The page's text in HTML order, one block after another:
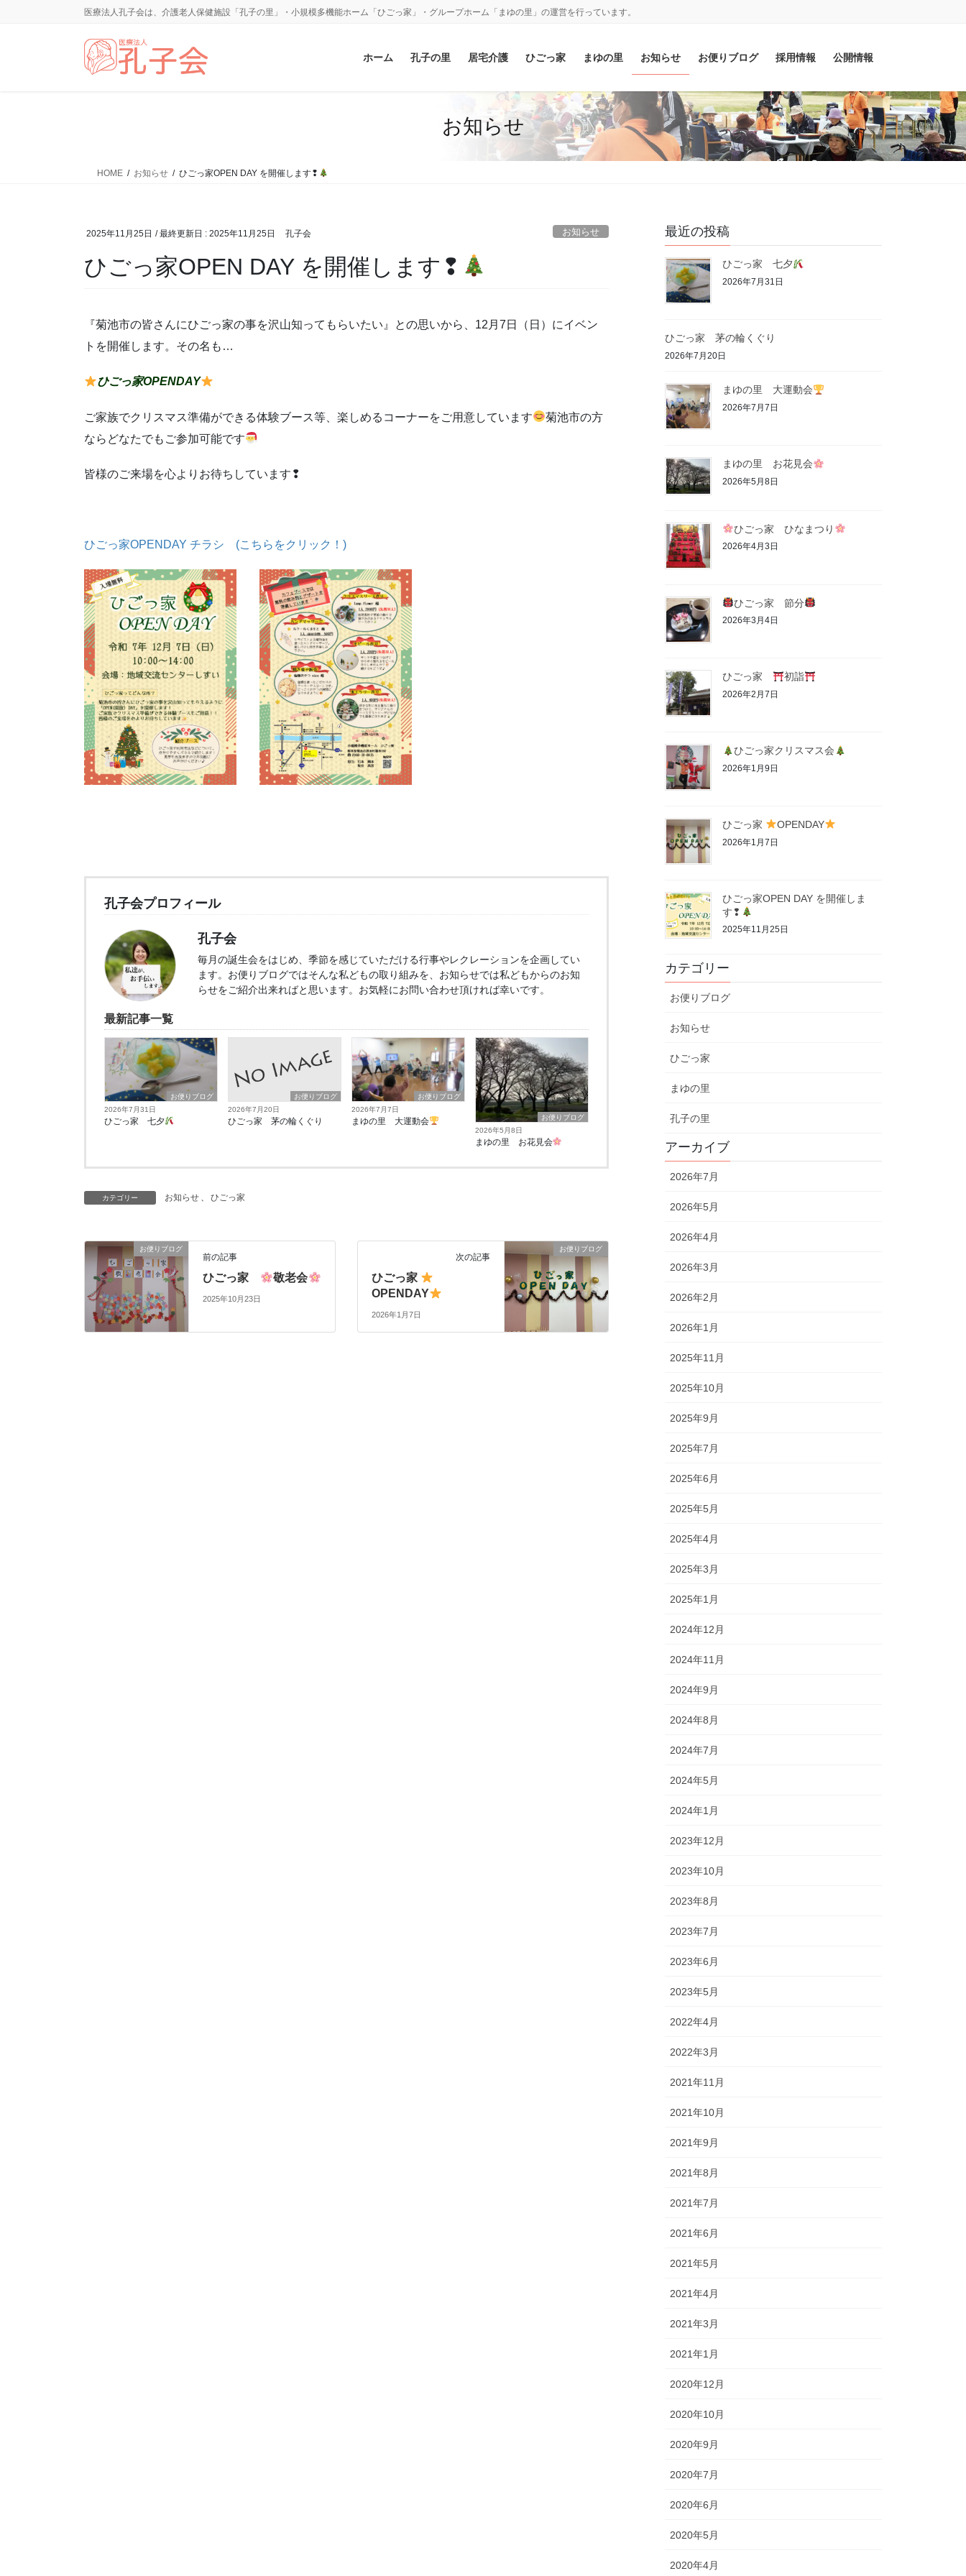
医療法人孔子会は、介護老人保健施設「孔子の里」・小規模多機能ホーム「ひごっ家」・グループホーム「まゆの里」の運営を行っています。
ホーム 孔子の里 居宅介護 ひごっ家 まゆの里 お知らせ お便りブログ 採用情報 公開情報
お知らせ
HOME お知らせ ひごっ家OPEN DAY を開催します❢
2025年11月25日 / 最終更新日 : 2025年11月25日 孔子会 お知らせ
ひごっ家OPEN DAY を開催します❢
『菊池市の皆さんにひごっ家の事を沢山知ってもらいたい』との思いから、12月7日（日）にイベン
トを開催します。その名も…
ひごっ家OPENDAY
ご家族でクリスマス準備ができる体験ブース等、楽しめるコーナーをご用意しています
菊池市の方
ならどなたでもご参加可能です
皆様のご来場を心よりお待ちしています❢
ひごっ家OPENDAY チラシ (こちらをクリック！)
孔子会プロフィール
孔子会
毎月の誕生会をはじめ、季節を感じていただける行事やレクレーションを企画してい
ます。お便りブログではそんな私どもの取り組みを、お知らせでは私どもからのお知
らせをご紹介出来ればと思います。お気軽にお問い合わせ頂ければ幸いです。
最新記事一覧
お便りブログ
2026年7月31日
ひごっ家 七夕
お便りブログ
2026年7月20日
ひごっ家 茅の輪くぐり
お便りブログ
2026年7月7日
まゆの里 大運動会
お便りブログ
2026年5月8日
まゆの里 お花見会
カテゴリー お知らせ 、 ひごっ家
お便りブログ
前の記事
ひごっ家 敬老会
2025年10月23日
お便りブログ
次の記事
ひごっ家
OPENDAY
2026年1月7日
最近の投稿
ひごっ家 七夕
2026年7月31日
ひごっ家 茅の輪くぐり
2026年7月20日
まゆの里 大運動会
2026年7月7日
まゆの里 お花見会
2026年5月8日
ひごっ家 ひなまつり
2026年4月3日
ひごっ家 節分
2026年3月4日
ひごっ家 初詣
2026年2月7日
ひごっ家クリスマス会
2026年1月9日
ひごっ家 OPENDAY
2026年1月7日
ひごっ家OPEN DAY を開催しま
す❢
2025年11月25日
カテゴリー
お便りブログ
お知らせ
ひごっ家
まゆの里
孔子の里
アーカイブ
2026年7月
2026年5月
2026年4月
2026年3月
2026年2月
2026年1月
2025年11月
2025年10月
2025年9月
2025年7月
2025年6月
2025年5月
2025年4月
2025年3月
2025年1月
2024年12月
2024年11月
2024年9月
2024年8月
2024年7月
2024年5月
2024年1月
2023年12月
2023年10月
2023年8月
2023年7月
2023年6月
2023年5月
2022年4月
2022年3月
2021年11月
2021年10月
2021年9月
2021年8月
2021年7月
2021年6月
2021年5月
2021年4月
2021年3月
2021年1月
2020年12月
2020年10月
2020年9月
2020年7月
2020年6月
2020年5月
2020年4月